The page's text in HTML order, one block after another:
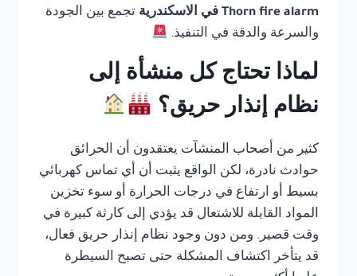
Thorn fire alarm في الاسكندرية
تجمع بين الجودة
والسرعة والدقة في التنفيذ.
لماذا تحتاج كل منشأة إلى
نظام إنذار حريق؟
كثير من أصحاب المنشآت يعتقدون أن الحرائق
حوادث نادرة، لكن الواقع يثبت أن أي تماس كهربائي
بسيط أو ارتفاع في درجات الحرارة أو سوء تخزين
المواد القابلة للاشتعال قد يؤدي إلى كارثة كبيرة في
وقت قصير. ومن دون وجود نظام إنذار حريق فعال،
قد يتأخر اكتشاف المشكلة حتى تصبح السيطرة